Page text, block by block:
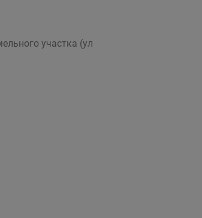
участка (ул